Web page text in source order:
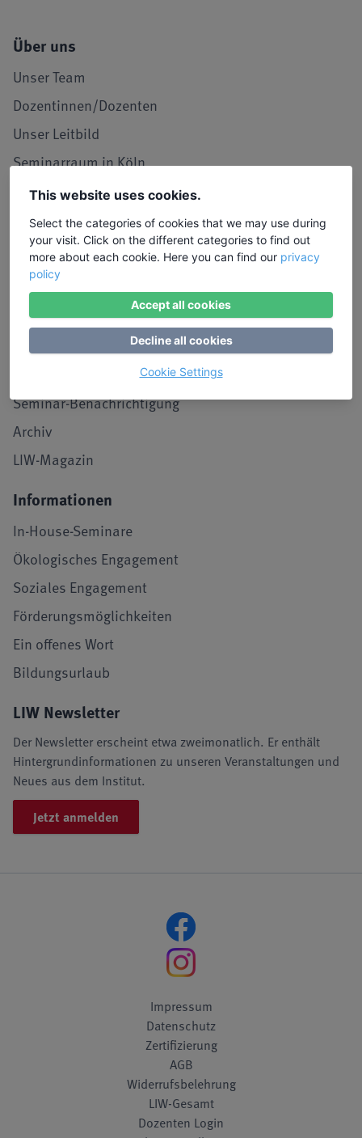
Über uns
Unser Team
Dozentinnen/Dozenten
Unser Leitbild
Seminarraum in Köln
LIW in den Medien
Jobs und Karriere
Referenzen / Kooperationen
Service
Kontakt, Lob und Kritik
Stimmen von Teilnehmenden
Seminar-Benachrichtigung
Archiv
LIW-Magazin
Informationen
In-House-Seminare
Ökologisches Engagement
Soziales Engagement
Förderungsmöglichkeiten
Ein offenes Wort
Bildungsurlaub
LIW Newsletter
Der Newsletter erscheint etwa zweimonatlich. Er enthält
Hintergrundinformationen zu unseren Veranstaltungen und
Neues aus dem Institut.
Jetzt anmelden
Impressum
Datenschutz
Zertifizierung
AGB
Widerrufsbelehrung
LIW-Gesamt
Dozenten Login
This website uses cookies.
Select the categories of cookies that we may use during
your visit. Click on the different categories to find out
more about each cookie. Here you can find our privacy
policy
Accept all cookies
Decline all cookies
Cookie Settings